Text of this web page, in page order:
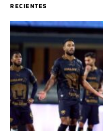
RECIENTES